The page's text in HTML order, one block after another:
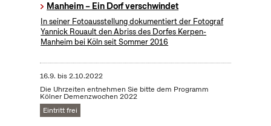
Manheim – Ein Dorf verschwindet
In seiner Fotoausstellung dokumentiert der Fotograf
Yannick Rouault den Abriss des Dorfes Kerpen-
Manheim bei Köln seit Sommer 2016
16.9. bis2.10.2022
Die Uhrzeiten entnehmen Sie bitte dem Programm
Kölner Demenzwochen 2022
Eintritt frei